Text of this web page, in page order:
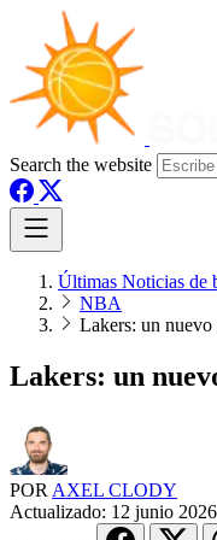
Search the website
Últimas Noticias de
NBA
Lakers: un
Lakers: un
POR AXEL CLODY
Actualizado: 12 junio 2026